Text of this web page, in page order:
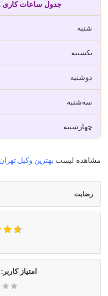
جدول ساعات کاری
شنبه
یکشنبه
دوشنبه
سه‌شنبه
چهارشنبه
مشاهده لیست بهترین وکیل تهران
رضایت
امتیاز کاربر: